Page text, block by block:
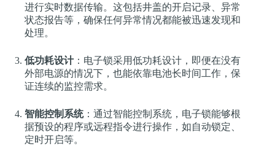
进行实时数据传输。这包括井盖的开启记录、异常
状态报告等，确保任何异常情况都能被迅速发现和
处理。
低功耗设计：电子锁采用低功耗设计，即便在没有
外部电源的情况下，也能依靠电池长时间工作，保
证连续的监控需求。
智能控制系统：通过智能控制系统，电子锁能够根
据预设的程序或远程指令进行操作，如自动锁定、
定时开启等。